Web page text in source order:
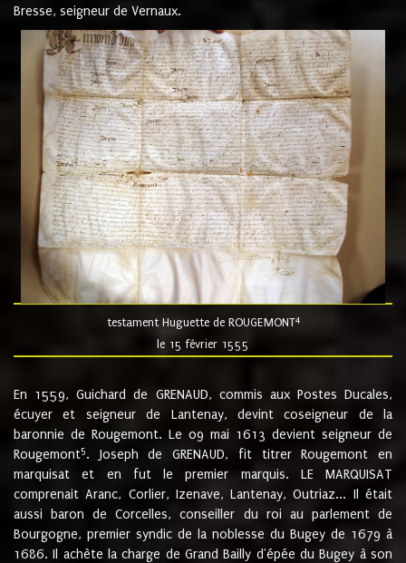
Bresse, seigneur de Vernaux.
testament Huguette de ROUGEMONT4
le 15 février 1555
En 1559, Guichard de GRENAUD, commis aux Postes Ducales,
écuyer et seigneur de Lantenay, devint coseigneur de la
baronnie de Rougemont. Le 09 mai 1613 devient seigneur de
Rougemont5. Joseph de GRENAUD, fit titrer Rougemont en
marquisat et en fut le premier marquis. LE MARQUISAT
comprenait Aranc, Corlier, Izenave, Lantenay, Outriaz... Il était
aussi baron de Corcelles, conseiller du roi au parlement de
Bourgogne, premier syndic de la noblesse du Bugey de 1679 à
1686. Il achète la charge de Grand Bailly d'épée du Bugey à son